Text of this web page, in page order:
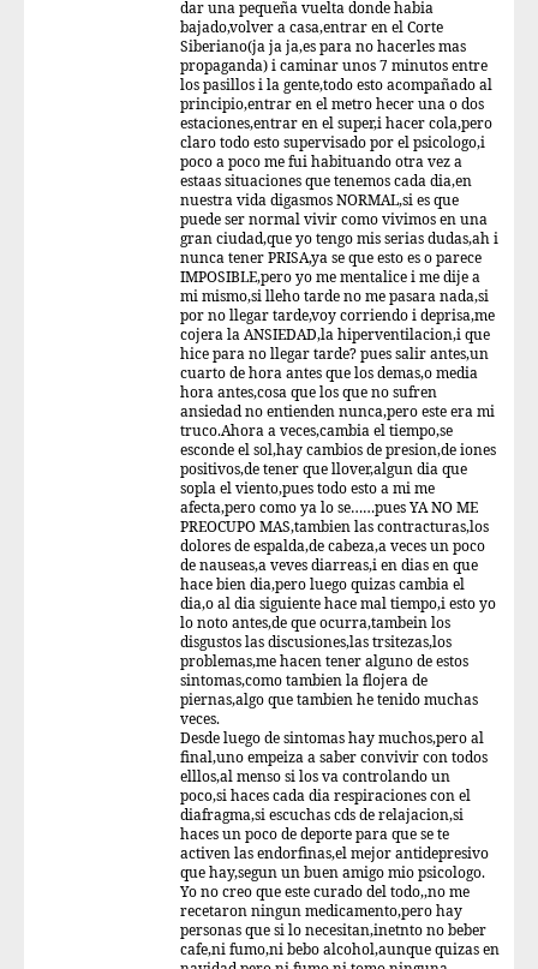
dar una pequeña vuelta donde habia
bajado,volver a casa,entrar en el Corte
Siberiano(ja ja ja,es para no hacerles mas
propaganda) i caminar unos 7 minutos entre
los pasillos i la gente,todo esto acompañado al
principio,entrar en el metro hecer una o dos
estaciones,entrar en el super,i hacer cola,pero
claro todo esto supervisado por el psicologo,i
poco a poco me fui habituando otra vez a
estaas situaciones que tenemos cada dia,en
nuestra vida digasmos NORMAL,si es que
puede ser normal vivir como vivimos en una
gran ciudad,que yo tengo mis serias dudas,ah i
nunca tener PRISA,ya se que esto es o parece
IMPOSIBLE,pero yo me mentalice i me dije a
mi mismo,si lleho tarde no me pasara nada,si
por no llegar tarde,voy corriendo i deprisa,me
cojera la ANSIEDAD,la hiperventilacion,i que
hice para no llegar tarde? pues salir antes,un
cuarto de hora antes que los demas,o media
hora antes,cosa que los que no sufren
ansiedad no entienden nunca,pero este era mi
truco.Ahora a veces,cambia el tiempo,se
esconde el sol,hay cambios de presion,de iones
positivos,de tener que llover,algun dia que
sopla el viento,pues todo esto a mi me
afecta,pero como ya lo se……pues YA NO ME
PREOCUPO MAS,tambien las contracturas,los
dolores de espalda,de cabeza,a veces un poco
de nauseas,a veves diarreas,i en dias en que
hace bien dia,pero luego quizas cambia el
dia,o al dia siguiente hace mal tiempo,i esto yo
lo noto antes,de que ocurra,tambein los
disgustos las discusiones,las trsitezas,los
problemas,me hacen tener alguno de estos
sintomas,como tambien la flojera de
piernas,algo que tambien he tenido muchas
veces.
Desde luego de sintomas hay muchos,pero al
final,uno empeiza a saber convivir con todos
elllos,al menso si los va controlando un
poco,si haces cada dia respiraciones con el
diafragma,si escuchas cds de relajacion,si
haces un poco de deporte para que se te
activen las endorfinas,el mejor antidepresivo
que hay,segun un buen amigo mio psicologo.
Yo no creo que este curado del todo,,no me
recetaron ningun medicamento,pero hay
personas que si lo necesitan,inetnto no beber
cafe,ni fumo,ni bebo alcohol,aunque quizas en